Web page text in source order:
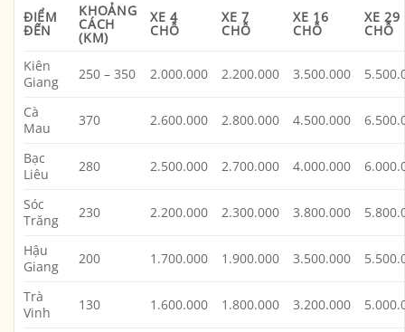
ĐIỂM
ĐẾN
KHOẢNG
CÁCH
(KM)
XE 4
CHỖ
XE 7
CHỖ
XE 16
CHỖ
XE 29
CHỖ
Kiên
Giang
250 – 350 2.000.000 2.200.000 3.500.000
Cà
Mau
370 2.600.000 2.800.000 4.500.000
Bạc
Liêu
280 2.500.000 2.700.000 4.000.000
Sóc
Trăng
230 2.200.000 2.300.000 3.800.000
Hậu
Giang
200 1.700.000 1.900.000 3.500.000
Trà
Vinh
130 1.600.000 1.800.000 3.200.000